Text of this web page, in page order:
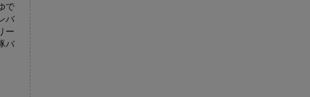
で
バ
ー
バ